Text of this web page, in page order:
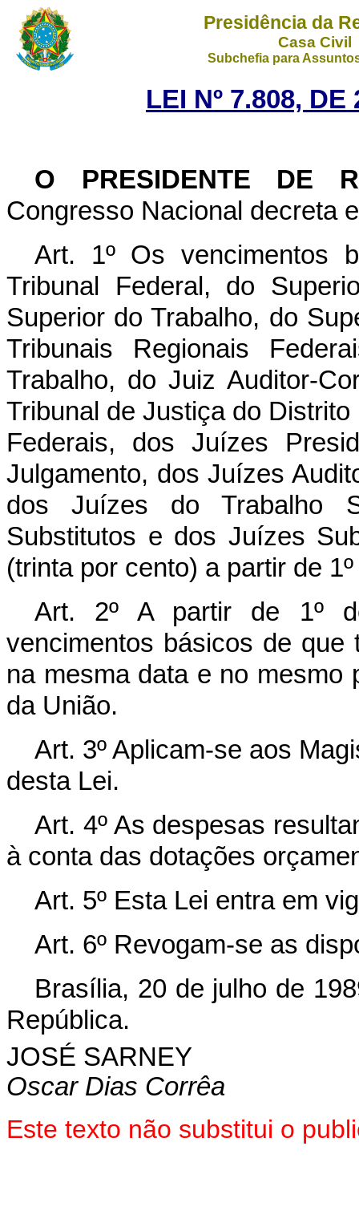
Presidência da
Casa Civil
Subchefia para
LEI Nº 7.808,
O PRESIDENTE DE
Congresso Nacional decreta
Art. 1º Os vencimentos
Tribunal Federal, do
Superior do Trabalho, do
Tribunais Regionais
Trabalho, do Juiz Auditor-
Tribunal de Justiça do
Federais, dos Juízes
Julgamento, dos Juízes
dos Juízes do Trabalho
Substitutos e dos Juízes
(trinta por cento) a partir de
Art. 2º A partir de 1º
vencimentos básicos de
na mesma data e no mesmo
da União.
Art. 3º Aplicam-se aos
desta Lei.
Art. 4º As despesas
à conta das dotações
Art. 5º Esta Lei entra em
Art. 6º Revogam-se as
Brasília, 20 de julho de
República.
JOSÉ SARNEY
Oscar Dias Corrêa
Este texto não substitui o